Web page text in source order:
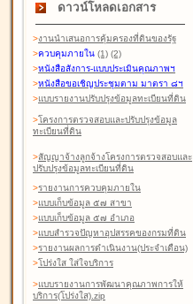
ดาวน์โหลดเอกสาร
>งานนำเสนอการคุ้มครองที่ดินของรัฐ
>ควบคุมภายใน (1) (2)
>หนังสือสังการ-แบบประเมินคุณภาพฯ
>หนังสือขอเชิญประชุมตาม มาตรา ๘ฯ
>แบบรายงานปรับปรุงข้อมูลทะเบียนที่ดิน
>โครงการตรวจสอบและปรับปรุงข้อมูล
ทะเบียนที่ดิน
>สัญญาจ้างลูกจ้างโครงการตรวจสอบและ
ปรับปรุงข้อมูลทะเบียนที่ดิน
>รายงานการควบคุมภายใน
>แบบเก็บข้อมูล ๕๗ สาขา
>แบบเก็บข้อมูล ๕๗ อำเภอ
>แบบสำรวจปัญหาอุปสรรคของกรมที่ดิน
>รายงานผลการดำเนินงาน(ประจำเดือน)
>โปร่งใส ใส่ใจบริการ
>แบบรายงานการพัฒนาคุณภาพการให้
บริการ(โปร่งใส).zip